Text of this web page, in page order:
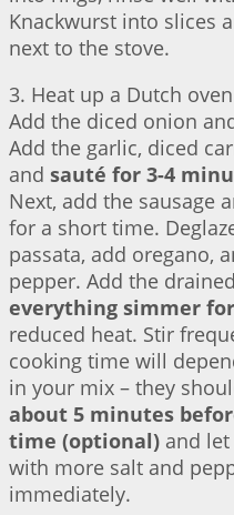
Knackwurst into slices
next to the stove.
3. Heat up a Dutch
Add the diced onion
Add the garlic, diced
and sauté for 3-4
Next, add the sausage
for a short time.
passata, add oregano,
pepper. Add the
everything simmer
reduced heat. Stir
cooking time will
in your mix – they
about 5 minutes
time (optional) and
with more salt and
immediately.